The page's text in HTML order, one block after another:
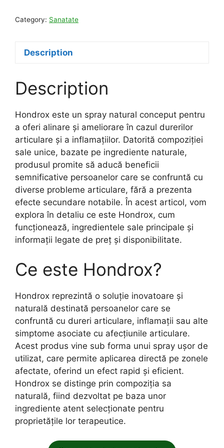
Category: Sanatate
Description
Description
Hondrox este un spray natural conceput pentru
a oferi alinare și ameliorare în cazul durerilor
articulare și a inflamațiilor. Datorită compoziției
sale unice, bazate pe ingrediente naturale,
produsul promite să aducă beneficii
semnificative persoanelor care se confruntă cu
diverse probleme articulare, fără a prezenta
efecte secundare notabile. În acest articol, vom
explora în detaliu ce este Hondrox, cum
funcționează, ingredientele sale principale și
informații legate de preț și disponibilitate.
Ce este Hondrox?
Hondrox reprezintă o soluție inovatoare și
naturală destinată persoanelor care se
confruntă cu dureri articulare, inflamații sau alte
simptome asociate cu afecțiunile articulare.
Acest produs vine sub forma unui spray ușor de
utilizat, care permite aplicarea directă pe zonele
afectate, oferind un efect rapid și eficient.
Hondrox se distinge prin compoziția sa
naturală, fiind dezvoltat pe baza unor
ingrediente atent selecționate pentru
proprietățile lor terapeutice.